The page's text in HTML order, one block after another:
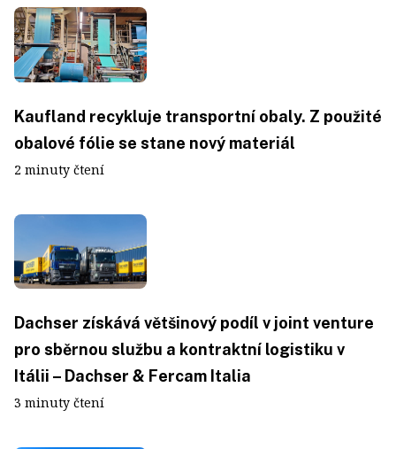
Kaufland recykluje transportní obaly. Z použité
obalové fólie se stane nový materiál
2 minuty čtení
Dachser získává většinový podíl v joint venture
pro sběrnou službu a kontraktní logistiku v
Itálii – Dachser & Fercam Italia
3 minuty čtení